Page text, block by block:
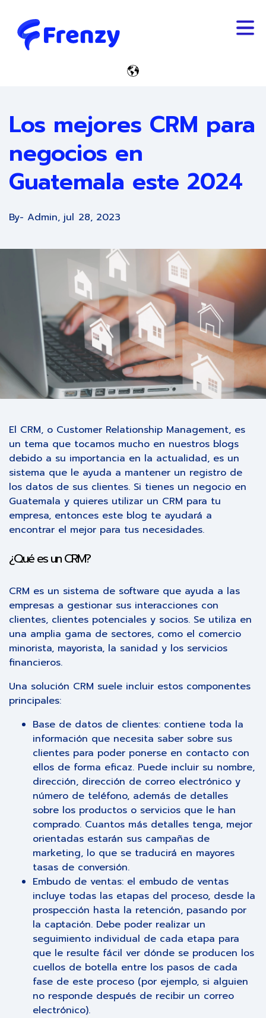
Trabaja Con Nosotros
Español - Guatemala
Los mejores CRM para
negocios en
Guatemala este 2024
By- Admin, jul 28, 2023
El CRM, o Customer Relationship Management, es
un tema que tocamos mucho en nuestros blogs
debido a su importancia en la actualidad, es un
sistema que le ayuda a mantener un registro de
los datos de sus clientes. Si tienes un negocio en
Guatemala y quieres utilizar un CRM para tu
empresa, entonces este blog te ayudará a
encontrar el mejor para tus necesidades.
¿Qué es un CRM?
CRM es un sistema de software que ayuda a las
empresas a gestionar sus interacciones con
clientes, clientes potenciales y socios. Se utiliza en
una amplia gama de sectores, como el comercio
minorista, mayorista, la sanidad y los servicios
financieros.
Una solución CRM suele incluir estos componentes
principales:
Base de datos de clientes: contiene toda la
información que necesita saber sobre sus
clientes para poder ponerse en contacto con
ellos de forma eficaz. Puede incluir su nombre,
dirección, dirección de correo electrónico y
número de teléfono, además de detalles
sobre los productos o servicios que le han
comprado. Cuantos más detalles tenga, mejor
orientadas estarán sus campañas de
marketing, lo que se traducirá en mayores
tasas de conversión.
Embudo de ventas: el embudo de ventas
incluye todas las etapas del proceso, desde la
prospección hasta la retención, pasando por
la captación. Debe poder realizar un
seguimiento individual de cada etapa para
que le resulte fácil ver dónde se producen los
cuellos de botella entre los pasos de cada
fase de este proceso (por ejemplo, si alguien
no responde después de recibir un correo
electrónico).